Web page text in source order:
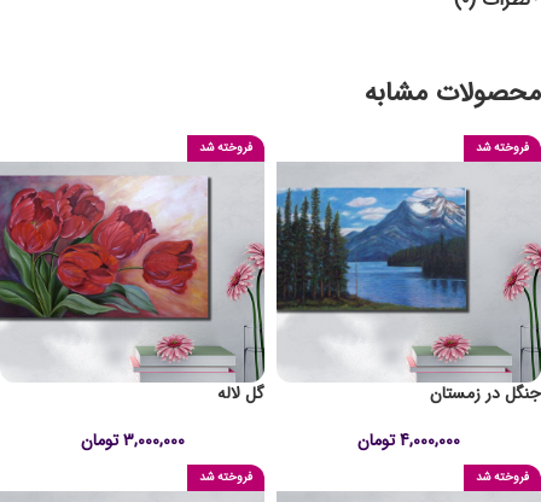
محصولات مشابه
فروخته شد
جنگل در زمستان
4,000,000تومان
فروخته شد
گل لاله
3,000,000 تومان
فروخته شد فروخته شد